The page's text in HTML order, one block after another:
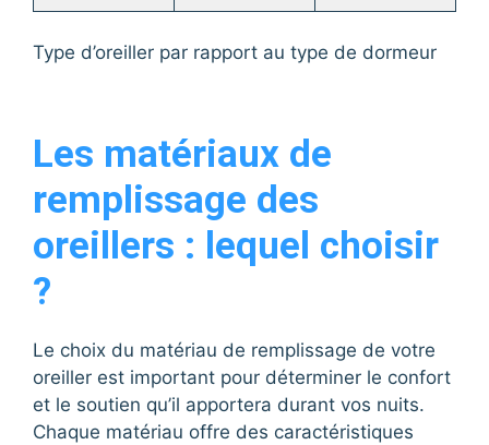
Type d’oreiller par rapport au type de dormeur
Les matériaux de
remplissage des
oreillers : lequel choisir
?
Le choix du matériau de remplissage de votre
oreiller est important pour déterminer le confort
et le soutien qu’il apportera durant vos nuits.
Chaque matériau offre des caractéristiques